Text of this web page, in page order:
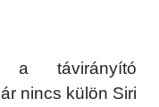
a távirányító
nincs külön Siri